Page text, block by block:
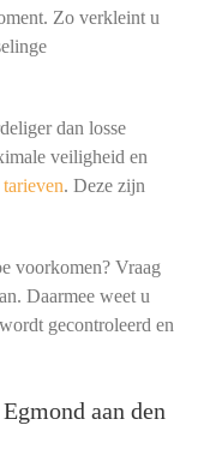
Zo verkleint u
dan losse
veiligheid en
. Deze zijn
voorkomen? Vraag
Daarmee weet u
gecontroleerd en
aan den